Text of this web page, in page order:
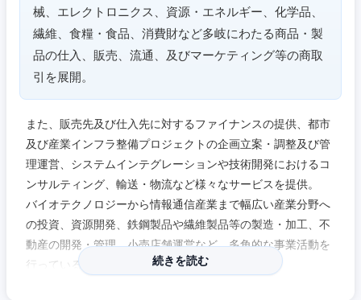
械、エレクトロニクス、資源・エネルギー、化学品、
繊維、食糧・食品、消費財など多岐にわたる商品・製
品の仕入、販売、流通、及びマーケティング等の商取
引を展開。
また、販売先及び仕入先に対するファイナンスの提供、都市
及び産業インフラ整備プロジェクトの企画立案・調整及び管
理運営、システムインテグレーションや技術開発におけるコ
ンサルティング、輸送・物流など様々なサービスを提供。
バイオテクノロジーから情報通信産業まで幅広い産業分野へ
の投資、資源開発、鉄鋼製品や繊維製品等の製造・加工、不
動産の開発・管理、小売店舗運営など、多角的な事業活動を
行っている。
続きを読む
近畿地方